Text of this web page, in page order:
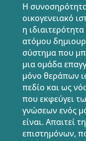
Η
οικογενειακό
η
ατόμου
σύστημα που
μια ομάδα
μόνο θεράπων
πεδίο και ως
που εκφεύγει
γνώσεων ενός
είναι. Απαιτεί
επιστημόνων,